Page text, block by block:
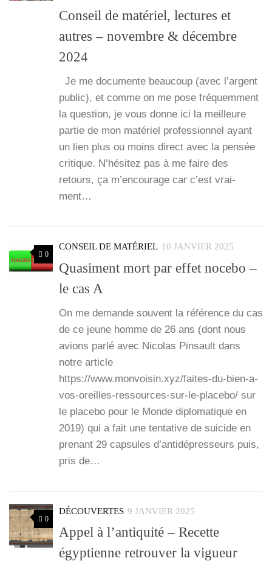
Conseil de matériel, lectures et
autres – novembre & décembre
2024
Je me docu­mente beau­coup (avec l’argent
public), et comme on me pose fré­quem­ment
la ques­tion, je vous donne ici la meilleure
par­tie de mon maté­riel pro­fes­sion­nel ayant
un lien plus ou moins direct avec la pen­sée
cri­tique. N’hé­si­tez pas à me faire des
retours, ça m’en­cou­rage car c’est vrai­
ment…
0
CONSEIL DE MATÉRIEL 10 JANVIER 2025
Quasiment mort par effet nocebo –
le cas A
On me demande sou­vent la réfé­rence du cas
de ce jeune homme de 26 ans (dont nous
avions par­lé avec Nico­las Pin­sault dans
notre article
https://www.monvoisin.xyz/faites-du-bien-a-
vos-oreilles-ressources-sur-le-placebo/ sur
le pla­ce­bo pour le Monde diplo­ma­tique en
2019) qui a fait une ten­ta­tive de sui­cide en
pre­nant 29 cap­sules d’an­ti­dé­pres­seurs puis,
pris de…
0
DÉCOUVERTES 9 JANVIER 2025
Appel à l’antiquité – Recette
égyptienne retrouver la vigueur